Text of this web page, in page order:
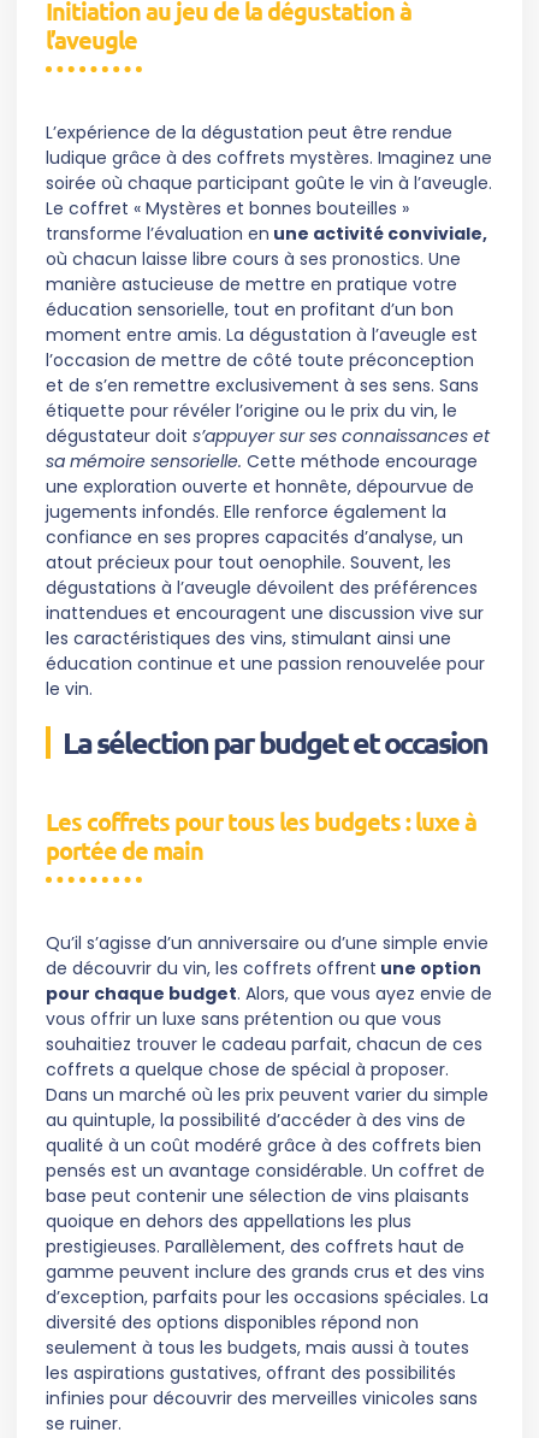
Initiation au jeu de la dégustation à
l’aveugle
L’expérience de la dégustation peut être rendue
ludique grâce à des coffrets mystères. Imaginez une
soirée où chaque participant goûte le vin à l’aveugle.
Le coffret « Mystères et bonnes bouteilles »
transforme l’évaluation en une activité conviviale,
où chacun laisse libre cours à ses pronostics. Une
manière astucieuse de mettre en pratique votre
éducation sensorielle, tout en profitant d’un bon
moment entre amis. La dégustation à l’aveugle est
l’occasion de mettre de côté toute préconception
et de s’en remettre exclusivement à ses sens. Sans
étiquette pour révéler l’origine ou le prix du vin, le
dégustateur doit s’appuyer sur ses connaissances et
sa mémoire sensorielle. Cette méthode encourage
une exploration ouverte et honnête, dépourvue de
jugements infondés. Elle renforce également la
confiance en ses propres capacités d’analyse, un
atout précieux pour tout oenophile. Souvent, les
dégustations à l’aveugle dévoilent des préférences
inattendues et encouragent une discussion vive sur
les caractéristiques des vins, stimulant ainsi une
éducation continue et une passion renouvelée pour
le vin.
La sélection par budget et occasion
Les coffrets pour tous les budgets : luxe à
portée de main
Qu’il s’agisse d’un anniversaire ou d’une simple envie
de découvrir du vin, les coffrets offrent une option
pour chaque budget. Alors, que vous ayez envie de
vous offrir un luxe sans prétention ou que vous
souhaitiez trouver le cadeau parfait, chacun de ces
coffrets a quelque chose de spécial à proposer.
Dans un marché où les prix peuvent varier du simple
au quintuple, la possibilité d’accéder à des vins de
qualité à un coût modéré grâce à des coffrets bien
pensés est un avantage considérable. Un coffret de
base peut contenir une sélection de vins plaisants
quoique en dehors des appellations les plus
prestigieuses. Parallèlement, des coffrets haut de
gamme peuvent inclure des grands crus et des vins
d’exception, parfaits pour les occasions spéciales. La
diversité des options disponibles répond non
seulement à tous les budgets, mais aussi à toutes
les aspirations gustatives, offrant des possibilités
infinies pour découvrir des merveilles vinicoles sans
se ruiner.